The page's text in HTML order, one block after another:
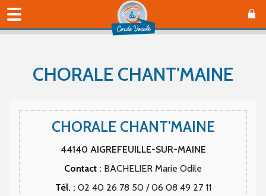
CHORALE CHANT'MAINE
CHORALE CHANT'MAINE
44140 AIGREFEUILLE-SUR-MAINE
Contact : BACHELIER Marie Odile
Tél. : 02 40 26 78 50 / 06 08 49 27 11